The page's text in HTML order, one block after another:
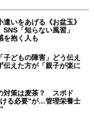
いをあげる《お盆玉》
「知らない風習」
を抱く人も
子どもの障害」どう伝え
えた方が「親子が楽に
対策は麦茶？ スポド
る必要”が…管理栄養士